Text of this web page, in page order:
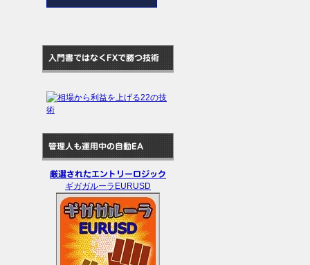
入門書ではなくFXで勝つ技術
管理人も運用中の自動EA
厳選されたエントリーロジック
ギガガルーラEURUSD